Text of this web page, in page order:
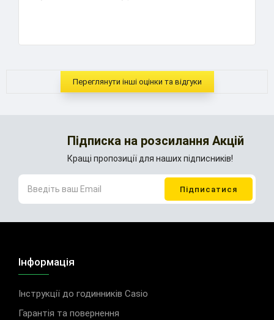
Переглянути інші оцінки та відгуки
Підписка на розсилання Акцій
Кращі пропозиції для наших підписників!
Інформація
Інструкції до годинників Casio
Гарантія та повернення